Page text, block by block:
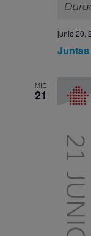
junio 20,
MIÉ
21